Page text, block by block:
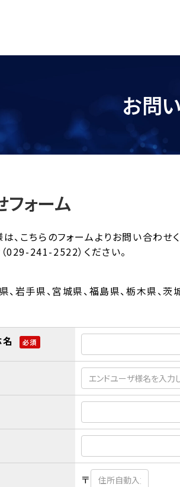
お問
ォーム
、こちらのフォームよりお問い合わせく
029-241-2522）ください。
、岩手県、宮城県、福島県、栃木県、茨
必須
〒